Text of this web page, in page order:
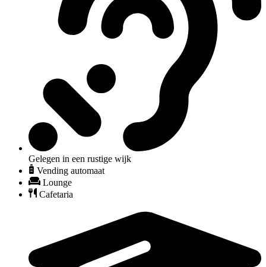
Gelegen in een rustige wijk
Vending automaat
Lounge
Cafetaria